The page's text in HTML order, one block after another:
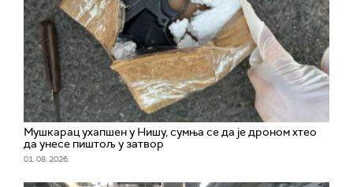
Мушкарац ухапшен у Нишу, сумња се да је дроном хтео
да унесе пиштољ у затвор
01. 08. 2026.